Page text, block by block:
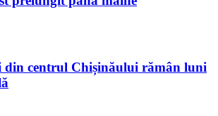
din centrul Chișinăului rămân luni